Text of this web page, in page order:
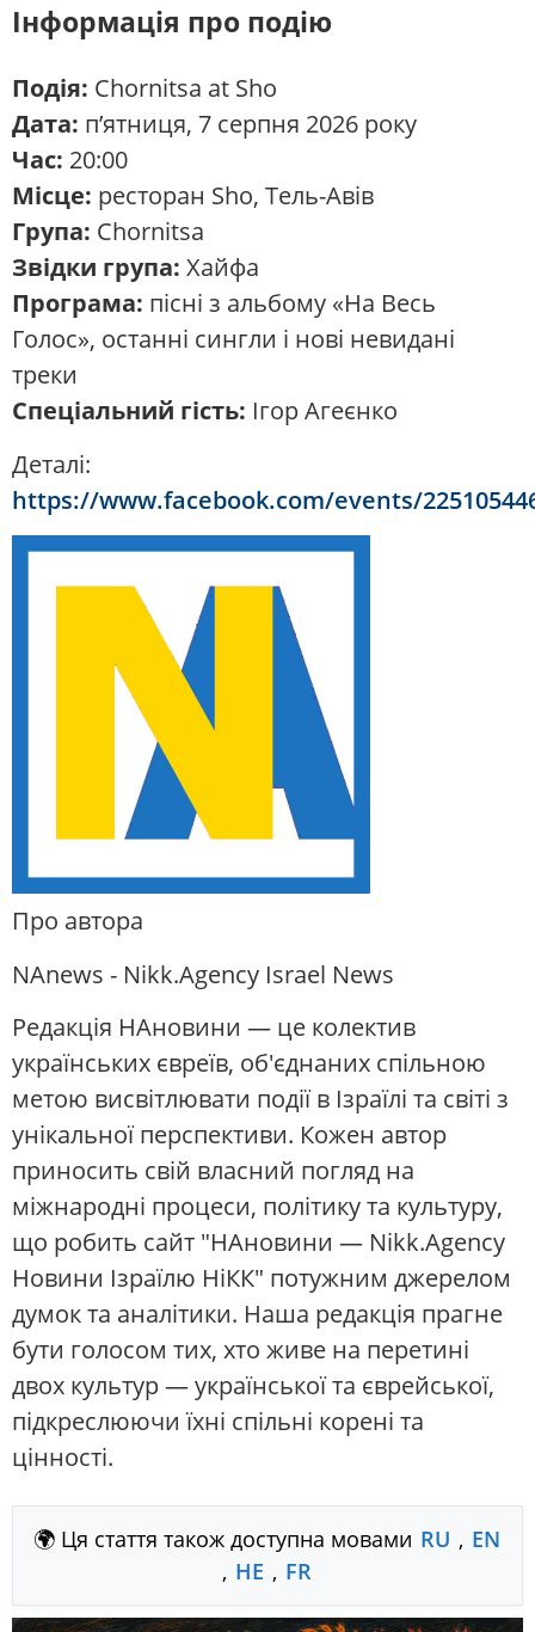
Інформація про подію
Подія: Chornitsa at Sho
Дата: п’ятниця, 7 серпня 2026 року
Час: 20:00
Місце: ресторан Sho, Тель-Авів
Група: Chornitsa
Звідки група: Хайфа
Програма: пісні з альбому «На Весь
Голос», останні сингли і нові невидані
треки
Спеціальний гість: Ігор Агеєнко
Деталі:
https://www.facebook.com/events/
Про автора
NAnews - Nikk.Agency Israel News
Редакція НАновини — це колектив
українських євреїв, об'єднаних спільною
метою висвітлювати події в Ізраїлі та світі з
унікальної перспективи. Кожен автор
приносить свій власний погляд на
міжнародні процеси, політику та культуру,
що робить сайт "НАновини — Nikk.Agency
Новини Ізраїлю НіКК" потужним джерелом
думок та аналітики. Наша редакція прагне
бути голосом тих, хто живе на перетині
двох культур — української та єврейської,
підкреслюючи їхні спільні корені та
цінності.
🌍 Ця стаття також доступна мовами RU , EN
, HE , FR